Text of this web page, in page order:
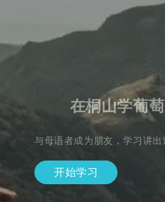
在桐山学葡
与母语者成为朋友，学习讲
开始学习